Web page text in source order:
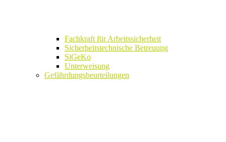
Fachkraft für Arbeitssicherheit
Sicherheitstechnische Betreuung
SiGeKo
Unterweisung
Gefährdungsbeurteilungen